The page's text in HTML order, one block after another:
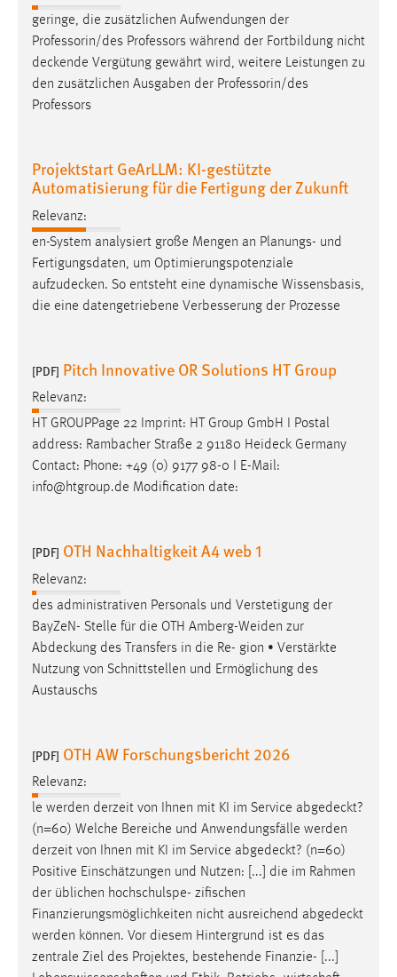
geringe, die zusätzlichen Aufwendungen der
Professorin/des Professors während der Fortbildung nicht
deckende Vergütung gewährt wird, weitere Leistungen zu
den zusätzlichen Ausgaben der Professorin/des
Professors
Projektstart GeArLLM: KI-gestützte
Automatisierung für die Fertigung der Zukunft
Relevanz:
en-System analysiert große Mengen an Planungs- und
Fertigungsdaten, um Optimierungspotenziale
aufzudecken. So entsteht eine dynamische Wissensbasis,
die eine datengetriebene Verbesserung der Prozesse
[PDF] Pitch Innovative OR Solutions HT Group
Relevanz:
HT GROUPPage 22 Imprint: HT Group GmbH I Postal
address: Rambacher Straße 2 91180 Heideck Germany
Contact: Phone: +49 (0) 9177 98-0 I E-Mail:
info@htgroup.de Modification date:
[PDF] OTH Nachhaltigkeit A4 web 1
Relevanz:
des administrativen Personals und Verstetigung der
BayZeN- Stelle für die OTH Amberg-Weiden zur
Abdeckung des Transfers in die Re- gion • Verstärkte
Nutzung von Schnittstellen und Ermöglichung des
Austauschs
[PDF] OTH AW Forschungsbericht 2026
Relevanz:
le werden derzeit von Ihnen mit KI im Service abgedeckt?
(n=60) Welche Bereiche und Anwendungsfälle werden
derzeit von Ihnen mit KI im Service abgedeckt? (n=60)
Positive Einschätzungen und Nutzen: [...] die im Rahmen
der üblichen hochschulspe- zifischen
Finanzierungsmöglichkeiten nicht ausreichend abgedeckt
werden können. Vor diesem Hintergrund ist es das
zentrale Ziel des Projektes, bestehende Finanzie- [...]
Diese Informationen helfen uns zu verstehen, wie
unsere Besucher unsere Website nutzen.
Matomo
Name:
Zweck:
Zugriffsstatistik
Cookie Laufzeit:
Max. 13 Monate
MARKETING
Sie tun dies, indem sie Besucher über Websites
hinweg verfolgen.
Google Ads
Name:
_gcl_au
Google Ireland Limited
Zweck:
Conversion-Tracking
Cookie Laufzeit:
3 Monate
_fbp
Anbieter:
Facebook
Zweck:
Cookie Laufzeit:
3 Monate